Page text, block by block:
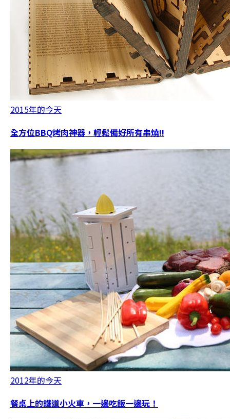
2015年的今天
全方位BBQ烤肉神器，輕鬆備好所有串燒!!
2012年的今天
餐桌上的鐵道小火車，一邊吃飯一邊玩！